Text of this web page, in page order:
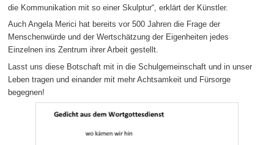
die Kommunikation mit so einer Skulptur“, erklärt der Künstler.
Auch Angela Merici hat bereits vor 500 Jahren die Frage der
Menschenwürde und der Wertschätzung der Eigenheiten jedes
Einzelnen ins Zentrum ihrer Arbeit gestellt.
Lasst uns diese Botschaft mit in die Schulgemeinschaft und in unser
Leben tragen und einander mit mehr Achtsamkeit und Fürsorge
begegnen!